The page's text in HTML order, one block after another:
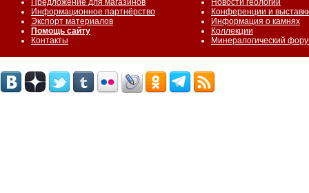
Предложение для магазинов
Информационное партнёрство
Экспорт материалов
Помощь сайту
Контакты
Новости геологии
Конференции и
Информация о камнях
Коллекции
Минералогический